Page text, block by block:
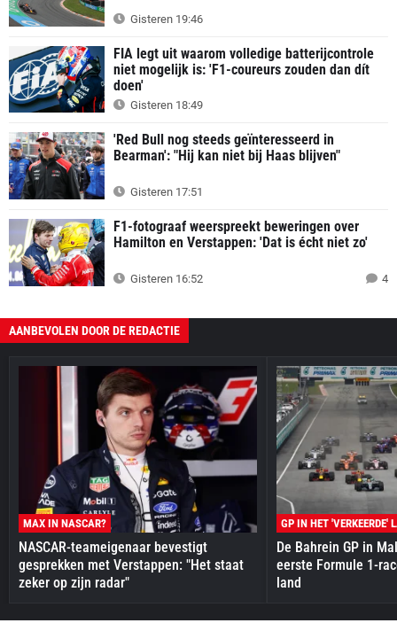
Gisteren 19:46
FIA legt uit waarom volledige batterijcontrole
niet mogelijk is: 'F1-coureurs zouden dan dít
doen'
Gisteren 18:49
'Red Bull nog steeds geïnteresseerd in
Bearman': "Hij kan niet bij Haas blijven"
Gisteren 17:51
F1-fotograaf weerspreekt beweringen over
Hamilton en Verstappen: 'Dat is écht niet zo'
Gisteren 16:52 4
AANBEVOLEN DOOR DE REDACTIE
MAX IN NASCAR?
NASCAR-teameigenaar bevestigt
gesprekken met Verstappen: "Het staat
zeker op zijn radar"
GP IN HET 'VERKEERDE'
De Bahrein GP in
eerste Formule 1-
land